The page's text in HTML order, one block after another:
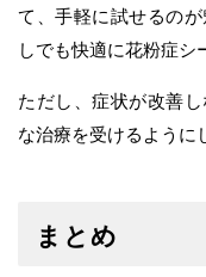
て、手軽に試せるの
しでも快適に花粉症シ
ただし、症状が改善
な治療を受けるように
まとめ